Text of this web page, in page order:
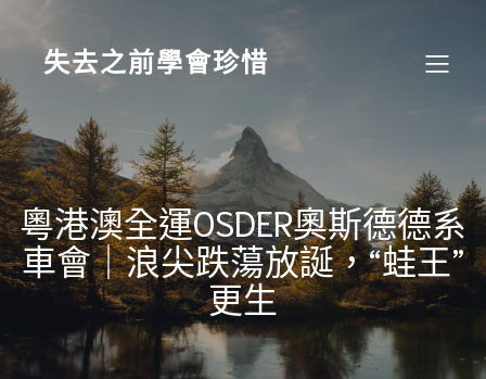
content
失去之前學會珍惜
粵港澳全運OSDER奧斯德德系
車會｜浪尖跌蕩放誕，“蛙王”
更生